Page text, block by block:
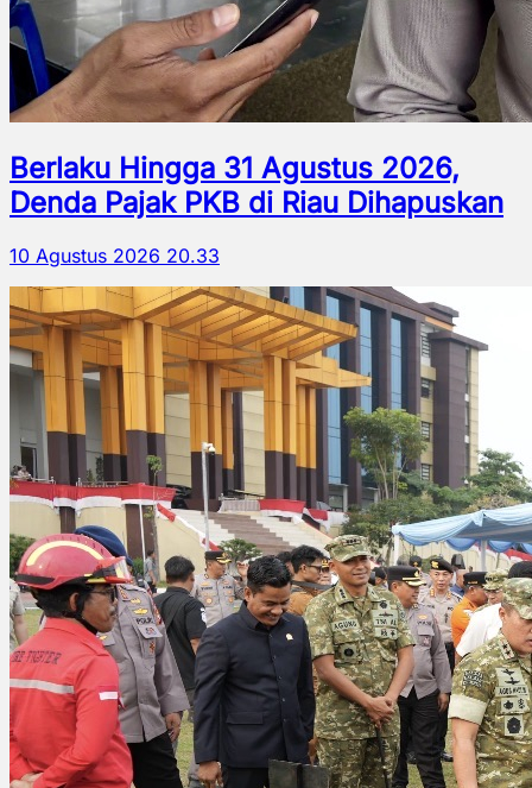
Berlaku Hingga 31 Agustus 2026,
Denda Pajak PKB di Riau Dihapuskan
10 Agustus 2026 20.33